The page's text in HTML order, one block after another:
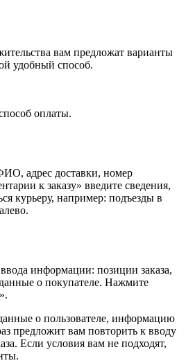
вам предложат варианты
удобный способ.
оплаты.
адрес доставки, номер
к заказу» введите сведения,
курьеру, например: подъезды в
информации: позиции заказа,
о покупателе. Нажмите
о пользователе, информацию
предложит вам повторить к вводу
Если условия вам не подходят,